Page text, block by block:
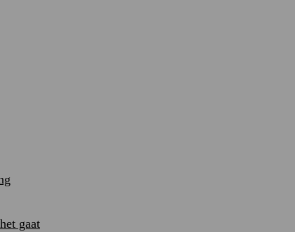
gaat